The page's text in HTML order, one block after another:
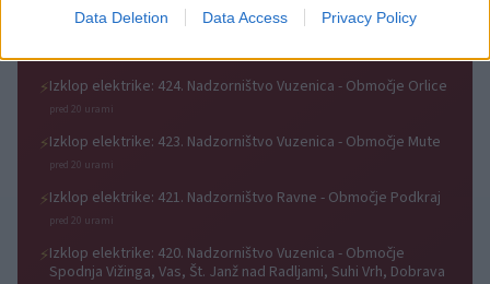
Data Deletion Data Access Privacy Policy
⚡Izklop elektrike: 424. Nadzorništvo Vuzenica - Območje Orlice
pred 20 urami
⚡Izklop elektrike: 423. Nadzorništvo Vuzenica - Območje Mute
pred 20 urami
⚡Izklop elektrike: 421. Nadzorništvo Ravne - Območje Podkraj
pred 20 urami
⚡Izklop elektrike: 420. Nadzorništvo Vuzenica - Območje
Spodnja Vižinga, Vas, Št. Janž nad Radljami, Suhi Vrh, Dobrava